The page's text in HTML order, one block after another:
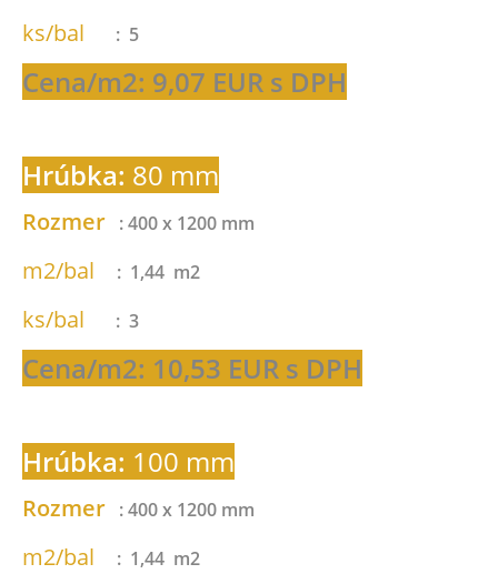
ks/bal : 5
Cena/m2: 9,07 EUR s DPH
Hrúbka: 80 mm
Rozmer : 400 x 1200 mm
m2/bal : 1,44 m2
ks/bal : 3
Cena/m2: 10,53 EUR s DPH
Hrúbka: 100 mm
Rozmer : 400 x 1200 mm
m2/bal : 1,44 m2